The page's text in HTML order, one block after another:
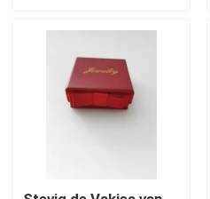
Douane Verpakkende Dozen
gedrukte golfdoos
Kaars Verpakkende Doos